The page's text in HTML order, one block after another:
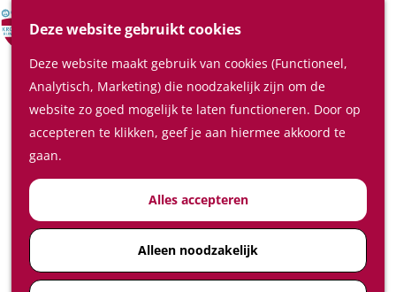
Deze website gebruikt cookies
Deze website maakt gebruik van cookies (Functioneel,
Analytisch, Marketing) die noodzakelijk zijn om de
website zo goed mogelijk te laten functioneren. Door op
accepteren te klikken, geef je aan hiermee akkoord te
gaan.
Alles accepteren
Alleen noodzakelijk
Z
e
k
e
n
M
e
n
u
In de regio
Plan je bezoek
Waar te slapen
Waar te eten en drinken
Hoe kom ik in de Kromme
Rijnstreek
Feest-, vergader- en
congreslocaties
Diensten
Langs Lek en Linie
Download GPX